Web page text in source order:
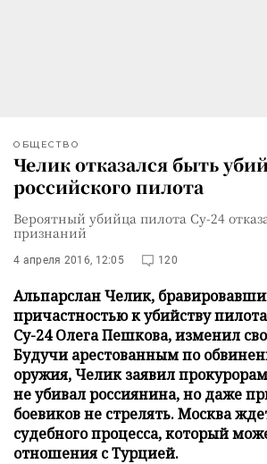
ОБЩЕСТВО
Челик отказался быть
российского пилота
Вероятный убийца пилота Су-24
признаний
4 апреля 2016, 12:05 120
Альпарслан Челик,
причастностью к убийству
Су-24 Олега Пешкова, изменил
Будучи арестованным по
оружия, Челик заявил
не убивал россиянина, но даже
боевиков не стрелять. Москва
судебного процесса, который
отношения с Турцией.